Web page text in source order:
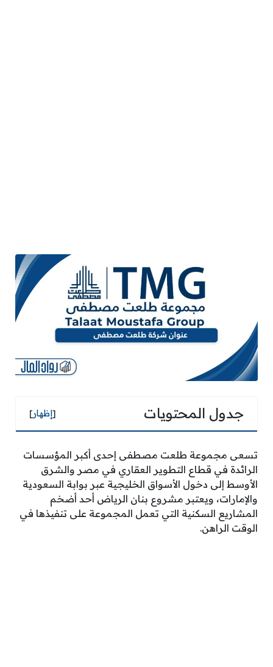
جدول المحتويات [إظهار]
تسعى مجموعة طلعت مصطفى إحدى أكبر المؤسسات
الرائدة في قطاع التطوير العقاري في مصر والشرق
الأوسط إلى دخول الأسواق الخليجية عبر بوابة السعودية
والإمارات، ويعتبر مشروع بنان الرياض أحد أضخم
المشاريع السكنية التي تعمل المجموعة على تنفيذها في
الوقت الراهن.